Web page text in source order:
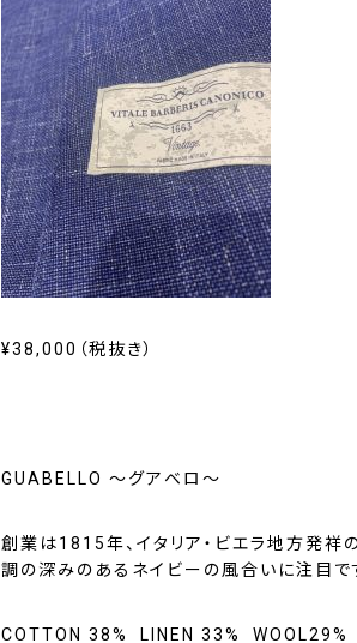
¥38,000（税抜き）
GUABELLO 〜グアベロ〜
創業は1815年、イタリア・ビエラ地方発祥
調の深みのあるネイビーの風合いに注目で
COTTON 38% LINEN 33% WOOL29%